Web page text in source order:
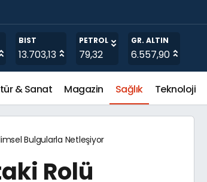
BIST
13.703,13
PETROL
79,32
GR. ALTIN
6.557,90
& Sanat Magazin Sağlık Teknoloji
Bulgularla Netleşiyor
Rolü